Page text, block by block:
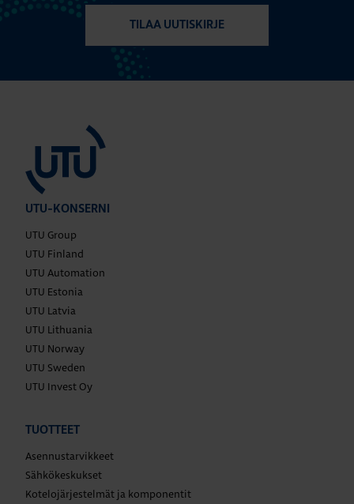
TILAA UUTISKIRJE
UTU-KONSERNI
UTU Group
UTU Finland
UTU Automation
UTU Estonia
UTU Latvia
UTU Lithuania
UTU Norway
UTU Sweden
UTU Invest Oy
TUOTTEET
Asennustarvikkeet
Sähkökeskukset
Kotelojärjestelmät ja komponentit